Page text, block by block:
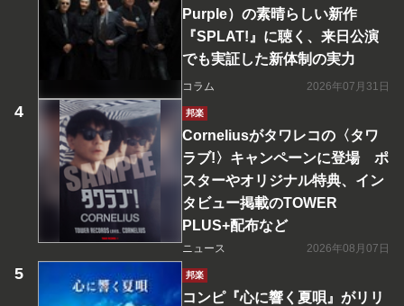
Purple）の素晴らしい新作
『SPLAT!』に聴く、来日公演
でも実証した新体制の実力
コラム 2026年07月31日
邦楽
Corneliusがタワレコの〈タワ
ラブ!〉キャンペーンに登場 ポ
スターやオリジナル特典、イン
タビュー掲載のTOWER
PLUS+配布など
ニュース 2026年08月07日
邦楽
コンピ『心に響く夏唄』がリリ